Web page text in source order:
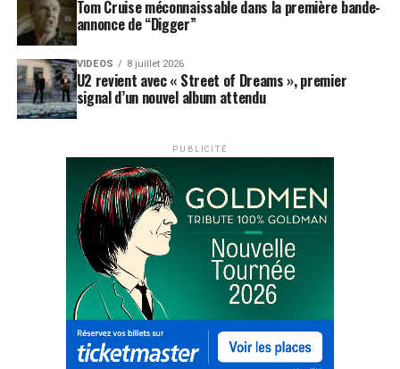
Tom Cruise méconnaissable dans la première bande-
annonce de “Digger”
VIDEOS 8 juillet 2026
U2 revient avec « Street of Dreams », premier
signal d’un nouvel album attendu
PUBLICITÉ